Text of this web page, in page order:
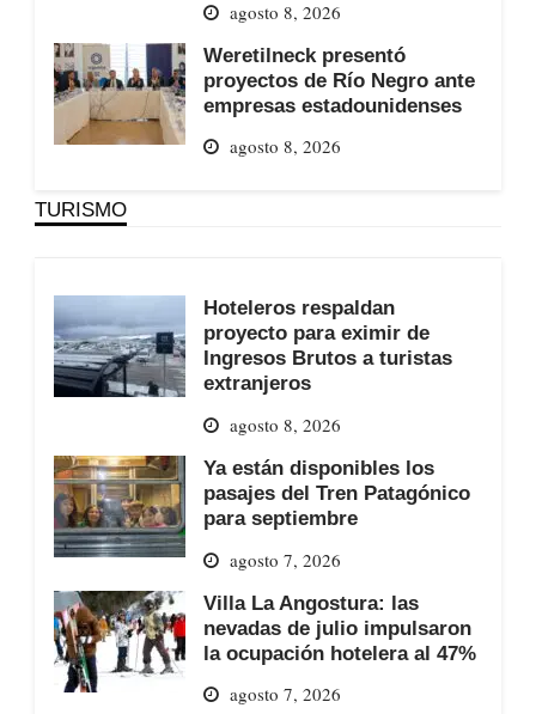
agosto 8, 2026
Weretilneck presentó
proyectos de Río Negro ante
empresas estadounidenses
agosto 8, 2026
TURISMO
Hoteleros respaldan
proyecto para eximir de
Ingresos Brutos a turistas
extranjeros
agosto 8, 2026
Ya están disponibles los
pasajes del Tren Patagónico
para septiembre
agosto 7, 2026
Villa La Angostura: las
nevadas de julio impulsaron
la ocupación hotelera al 47%
agosto 7, 2026